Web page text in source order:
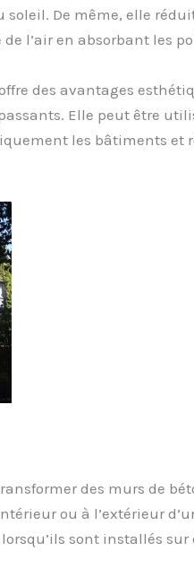
soleil. De même, elle
l’air en absorbant les
des avantages
Elle peut être
les bâtiments et
des murs de
ou à l’extérieur
sont installés sur